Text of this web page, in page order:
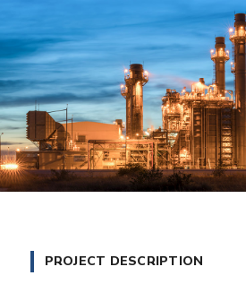
PROJECT DESCRIPTION